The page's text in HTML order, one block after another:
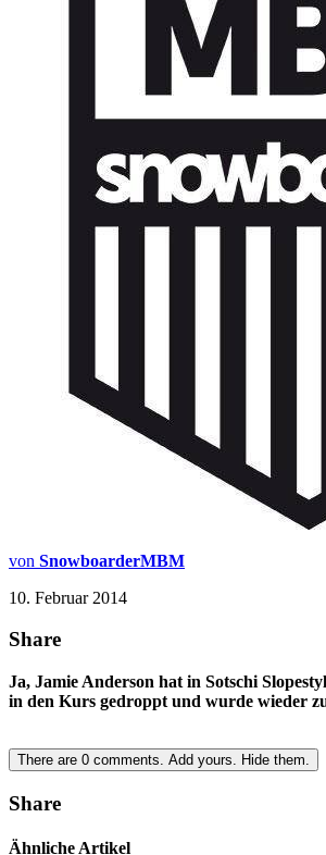
von SnowboarderMBM
10. Februar 2014
Share
Ja, Jamie Anderson hat in Sotschi
in den Kurs gedroppt und wurde wieder
There are 0 comments. Add yours. Hide them.
Share
Ähnliche Artikel